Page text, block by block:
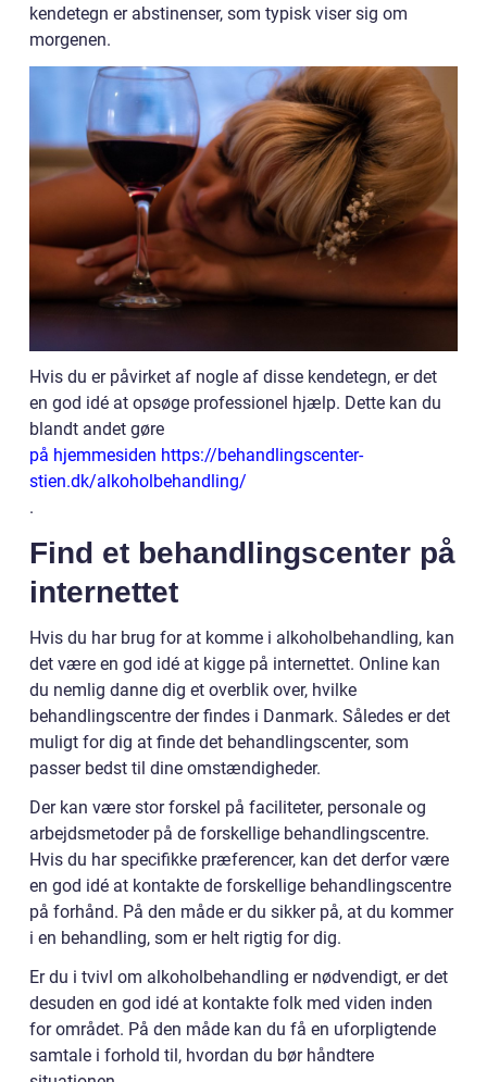
kendetegn er abstinenser, som typisk viser sig om
morgenen.
Hvis du er påvirket af nogle af disse kendetegn, er det
en god idé at opsøge professionel hjælp. Dette kan du
blandt andet gøre
på hjemmesiden https://behandlingscenter-
stien.dk/alkoholbehandling/
.
Find et behandlingscenter på
internettet
Hvis du har brug for at komme i alkoholbehandling, kan
det være en god idé at kigge på internettet. Online kan
du nemlig danne dig et overblik over, hvilke
behandlingscentre der findes i Danmark. Således er det
muligt for dig at finde det behandlingscenter, som
passer bedst til dine omstændigheder.
Der kan være stor forskel på faciliteter, personale og
arbejdsmetoder på de forskellige behandlingscentre.
Hvis du har specifikke præferencer, kan det derfor være
en god idé at kontakte de forskellige behandlingscentre
på forhånd. På den måde er du sikker på, at du kommer
i en behandling, som er helt rigtig for dig.
Er du i tvivl om alkoholbehandling er nødvendigt, er det
desuden en god idé at kontakte folk med viden inden
for området. På den måde kan du få en uforpligtende
samtale i forhold til, hvordan du bør håndtere